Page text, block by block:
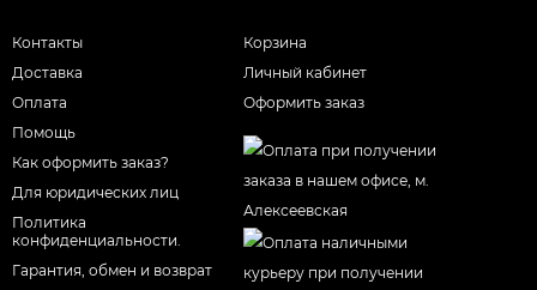
Контакты
Доставка
Оплата
Помощь
Как оформить заказ?
Для юридических лиц
Политика
конфиденциальности.
Гарантия, обмен и возврат
Корзина
Личный кабинет
Оформить заказ